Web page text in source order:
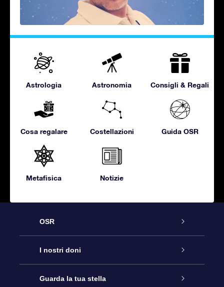
Astrologia Astronomia Consigli & Regali
Cosa regalare Costellazioni Guida OSR
Metafisica Notizie
OSR
Assistenza
Contattaci
I nostri doni
Online Star Gift
Guarda la tua stella